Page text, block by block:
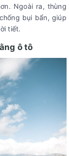
Ngoài ra, thùng
bụi bẩn, giúp
tiết.
ô tô